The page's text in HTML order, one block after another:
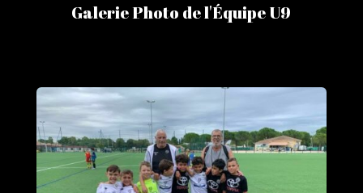
Galerie Photo de l'Équipe U9